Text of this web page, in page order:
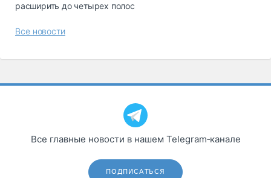
расширить до четырех полос
Все новости
Все главные новости в нашем Telegram‑канале
ПОДПИСАТЬСЯ